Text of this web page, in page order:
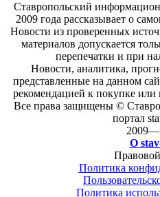
Ставропольский
2009 года рассказывает о
Новости из проверенных
материалов допускается
перепечатки и при
Новости, аналитика,
представленные на данном
рекомендацией к покупке
Все права защищены ©
портал
О
Политика
Политика